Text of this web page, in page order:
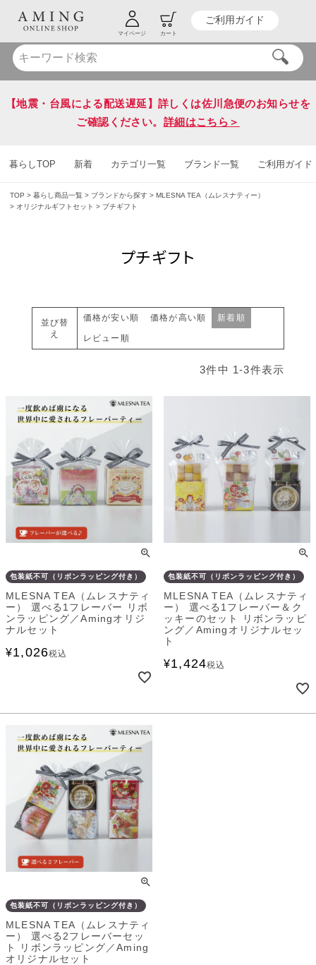
マイページ カート
ご利用ガイド
HOT KEY WORD #炭八 #送料無料
【地震・台風による配送遅延】詳しくは佐川急便のお知らせを
ご確認ください。 詳細はこちら＞
暮らしTOP 新着 カテゴリ一覧 ブランド一覧 ご利用ガイド
TOP 暮らし商品一覧 ブランドから探す
MLESNA TEA（ムレスナティー）
オリジナルギフトセット
プチギフト
プチギフト
並び替
え
価格が安い順 価格が高い順 新着順
レビュー順
3件中 1-3件表示
包装紙不可（リボンラッピング付き）
MLESNA TEA（ムレスナティ
ー） 選べる1フレーバー リボ
ンラッピング／Amingオリジ
ナルセット
¥1,026税込
包装紙不可（リボンラッピング付き）
MLESNA TEA（ムレスナティ
ー） 選べる1フレーバー＆ク
ッキーのセット リボンラッピ
ング／Amingオリジナルセッ
ト
¥1,424税込
包装紙不可（リボンラッピング付き）
MLESNA TEA（ムレスナティ
ー） 選べる2フレーバーセッ
ト リボンラッピング／Aming
オリジナルセット